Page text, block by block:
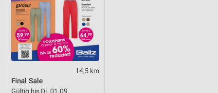
14,5 km
Final Sale
Gültig bis Di. 01.09.